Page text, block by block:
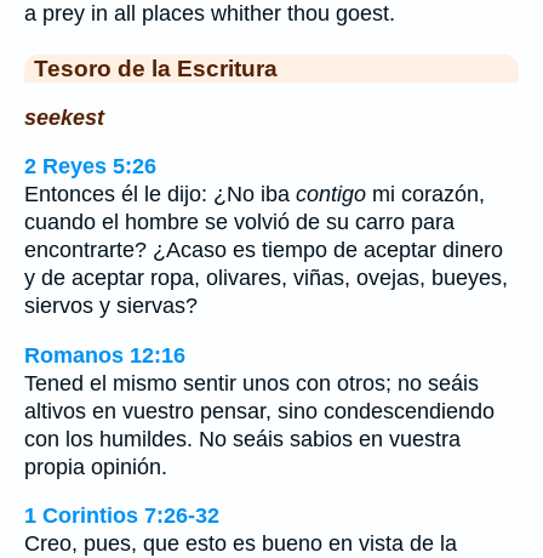
a prey in all places whither thou goest.
Tesoro de la Escritura
seekest
2 Reyes 5:26
Entonces él le dijo: ¿No iba contigo mi corazón,
cuando el hombre se volvió de su carro para
encontrarte? ¿Acaso es tiempo de aceptar dinero
y de aceptar ropa, olivares, viñas, ovejas, bueyes,
siervos y siervas?
Romanos 12:16
Tened el mismo sentir unos con otros; no seáis
altivos en vuestro pensar, sino condescendiendo
con los humildes. No seáis sabios en vuestra
propia opinión.
1 Corintios 7:26-32
Creo, pues, que esto es bueno en vista de la